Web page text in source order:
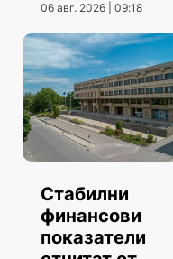
06 авг. 2026 | 09:18
Стабилни
финансови
показатели